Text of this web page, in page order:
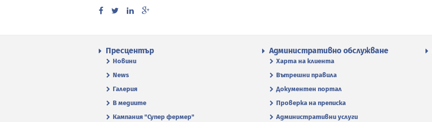
Пресцентър
Новини
News
Галерия
В медиите
Кампания "Супер фермер"
Административно обслужване
Харта на клиента
Вътрешни правила
Документен портал
Проверка на преписка
Административни услуги